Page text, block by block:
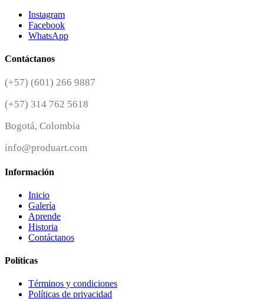
Instagram
Facebook
WhatsApp
Contáctanos
(+57) (601) 266 9887
(+57) 314 762 5618
Bogotá, Colombia
info@produart.com
Información
Inicio
Galería
Aprende
Historia
Contáctanos
Políticas
Términos y condiciones
Políticas de privacidad